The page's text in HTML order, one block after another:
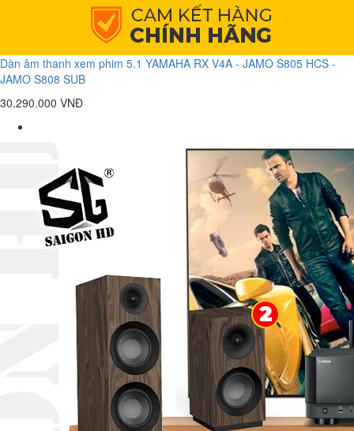
Dàn âm thanh xem phim 5.1 YAMAHA RX V4A - JAMO S805 HCS -
JAMO S808 SUB
30.290.000 VNĐ